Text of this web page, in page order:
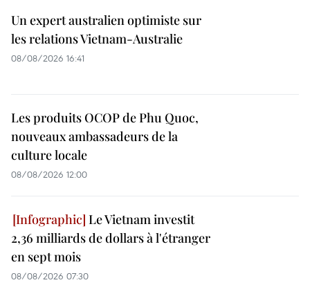
Un expert australien optimiste sur
les relations Vietnam-Australie
08/08/2026 16:41
Les produits OCOP de Phu Quoc,
nouveaux ambassadeurs de la
culture locale
08/08/2026 12:00
Le Vietnam investit
2,36 milliards de dollars à l'étranger
en sept mois
08/08/2026 07:30